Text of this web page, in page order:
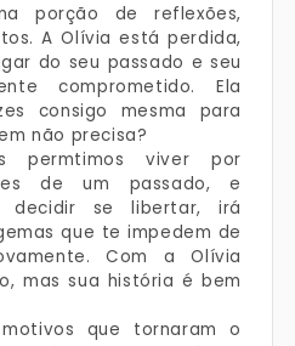
porção de reflexões,
A Olívia está perdida,
do seu passado e seu
comprometido. Ela
consigo mesma para
não precisa?
permtimos viver por
de um passado, e
decidir se libertar, irá
que te impedem de
Com a Olívia
mas sua história é bem
que tornaram o